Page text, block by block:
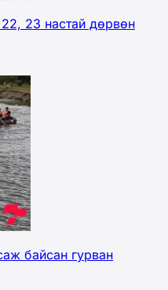
23 настай дөрвөн
байсан гурван